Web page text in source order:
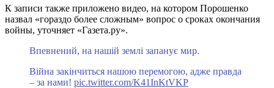
К записи также приложено видео, на котором Порошенко
назвал «гораздо более сложным» вопрос о сроках окончания
войны, уточняет «Газета.ру».
Впевнений, на нашій землі запанує мир.
Війна закінчиться нашою перемогою, адже правда
– за нами! pic.twitter.com/K41InKtVKP